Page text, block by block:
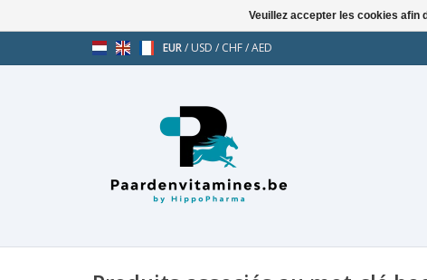
EUR/ USD / CHF/AED
Veuillez accepter les cookies afin